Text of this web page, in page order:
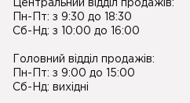
Центральний відділ продажів:
Пн-Пт: з 9:30 до 18:30
Сб-Нд: з 10:00 до 16:00
Головний відділ продажів:
Пн-Пт: з 9:00 до 15:00
Сб-Нд: вихідні